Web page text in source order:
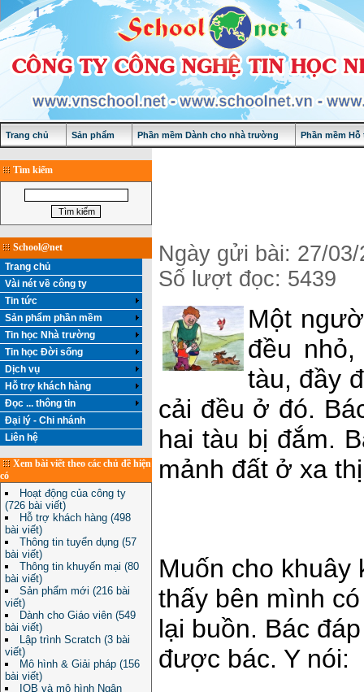
Trang chủ Sản phẩm Phần mềm Dành cho nhà trường Phần mềm
Tìm kiếm
School@net
Trang chủ
Vài nét về công ty
Tin tức
Sản phẩm phần mềm
Tin học Nhà trường
Tin học Đời sống
Dịch vụ
Hỗ trợ khách hàng
Đọc ... thông tin
Đại lý - Chi nhánh
Liên hệ
Xem bài viết theo các chủ đề hiện
có
Hoạt động của công ty
(726 bài viết)
Hỗ trợ khách hàng (498
bài viết)
Thông tin tuyển dụng (57
bài viết)
Thông tin khuyến mại (80
bài viết)
Sản phẩm mới (216 bài
viết)
Dành cho Giáo viên (549
bài viết)
Lập trình Scratch (3 bài
viết)
Mô hình & Giải pháp (156
bài viết)
IQB và mô hình Ngân
Ngày gửi bài: 27/03/
Số lượt đọc: 5439
Một
đều
tàu, đầy
cải đều ở đó.
hai tàu bị đắm.
mảnh đất ở xa
Muốn cho khuây
thấy bên mình
lại buồn. Bác
được bác. Y nói: